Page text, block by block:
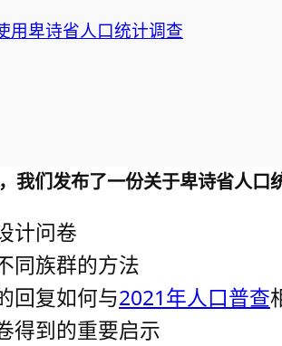
用卑诗省人口统计调查
我们发布了一份关于卑诗省人口
计问卷
同族群的方法
回复如何与2021年人口普查
得到的重要启示